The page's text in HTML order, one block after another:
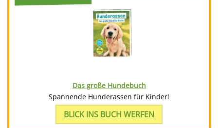
Das große Hundebuch
Spannende Hunderassen für Kinder!
BLICK INS BUCH WERFEN